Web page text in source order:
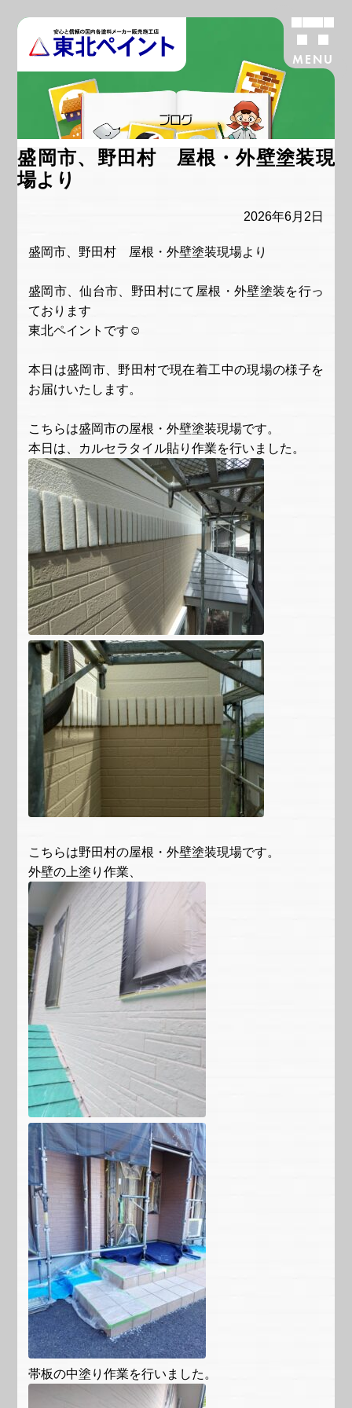
MENU
ブログ
盛岡市、野田村 屋根・外壁塗装現
場より
2026年6月2日
盛岡市、野田村 屋根・外壁塗装現場より
盛岡市、仙台市、野田村にて屋根・外壁塗装を行っ
ております
東北ペイントです☺
本日は盛岡市、野田村で現在着工中の現場の様子を
お届けいたします。
こちらは盛岡市の屋根・外壁塗装現場です。
本日は、カルセラタイル貼り作業を行いました。
こちらは野田村の屋根・外壁塗装現場です。
外壁の上塗り作業、
帯板の中塗り作業を行いました。